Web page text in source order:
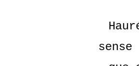
sense